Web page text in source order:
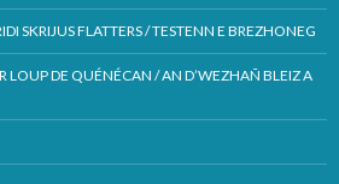
SKRIJUS FLATTERS / TESTENN E BREZHONEG
LOUP DE QUÉNÉCAN / AN D’WEZHAÑ BLEIZ A